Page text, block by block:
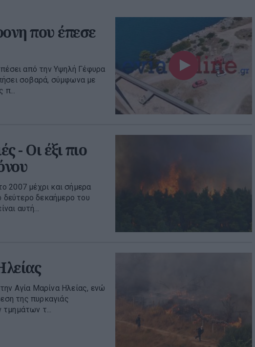
που έπεσε
από την Υψηλή Γέφυρα
σοβαρά, σύμφωνα με
- Oι έξι πιο
2007 μέχρι και σήμερα
δεύτερο δεκαήμερο του
αυτή...
Αγία Μαρίνα Ηλείας, ενώ
της πυρκαγιάς
τμημάτων τ...